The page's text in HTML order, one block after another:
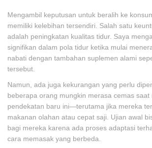
Mengambil keputusan untuk beralih ke
memiliki kelebihan tersendiri. Salah satu
adalah peningkatan kualitas tidur. Saya
signifikan dalam pola tidur ketika mulai
nabati dengan tambahan suplemen alami
tersebut.
Namun, ada juga kekurangan yang perlu
beberapa orang mungkin merasa cemas saat
pendekatan baru ini—terutama jika mereka
makanan olahan atau cepat saji. Ujian awal
bagi mereka karena ada proses adaptasi
cara memasak yang berbeda.